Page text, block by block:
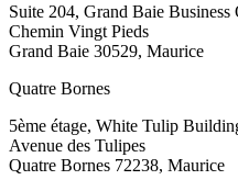
Suite 204, Grand Baie Business
Chemin Vingt Pieds
Grand Baie 30529, Maurice
Quatre Bornes
5ème étage, White Tulip
Avenue des Tulipes
Quatre Bornes 72238, Maurice